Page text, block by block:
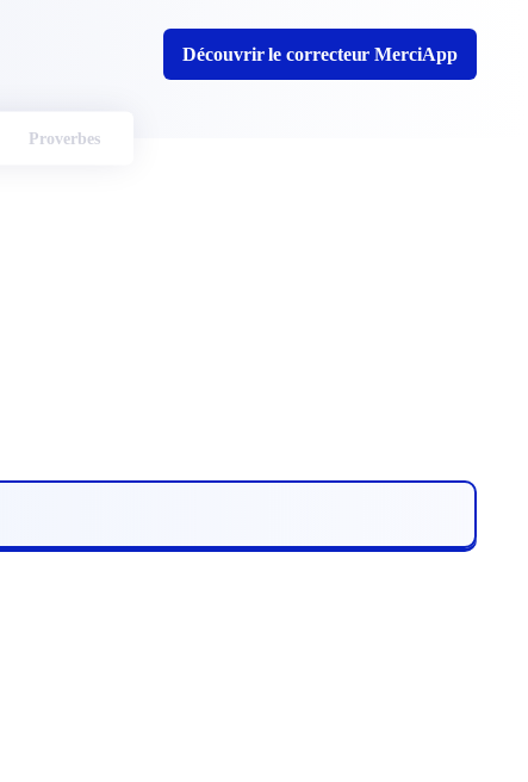
Découvrir le correcteur MerciApp
Proverbes